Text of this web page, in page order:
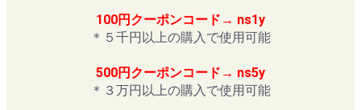
100円クーポンコード→ ns1y
＊５千円以上の購入で使用可能
500円クーポンコード→ ns5y
＊３万円以上の購入で使用可能